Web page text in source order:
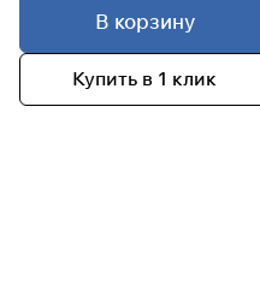
В корзину
Купить в 1 клик
Добавляйте
в корзину
выберите
Оплачивайте
картой